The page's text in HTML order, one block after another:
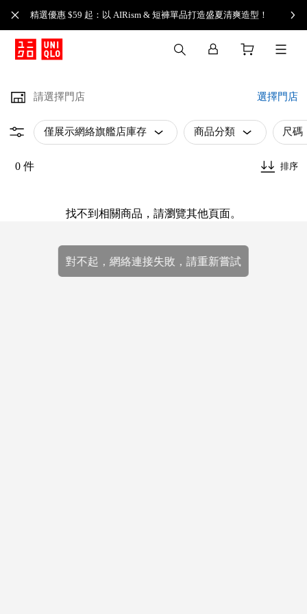
精選優惠 $59 起：以 AIRism & 短褲單品打造盛夏清爽造型！
請選擇門店 選擇門店
僅展示網絡旗艦店庫存 商品分類 尺碼
0 件 排序
找不到相關商品，請瀏覽其他頁面。
對不起，網絡連接失敗，請重新嘗試